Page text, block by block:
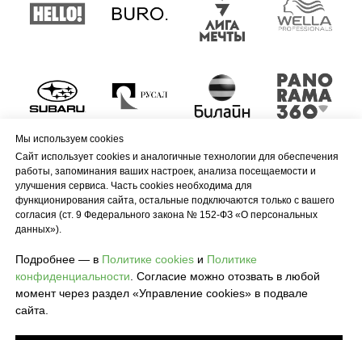
Мы используем cookies
Сайт использует cookies и аналогичные технологии для обеспечения
работы, запоминания ваших настроек, анализа посещаемости и
улучшения сервиса. Часть cookies необходима для
функционирования сайта, остальные подключаются только с вашего
согласия (ст. 9 Федерального закона № 152-ФЗ «О персональных
данных»).
Подробнее — в Политике cookies и Политике
конфиденциальности. Согласие можно отозвать в любой
момент через раздел «Управление cookies» в подвале
сайта.